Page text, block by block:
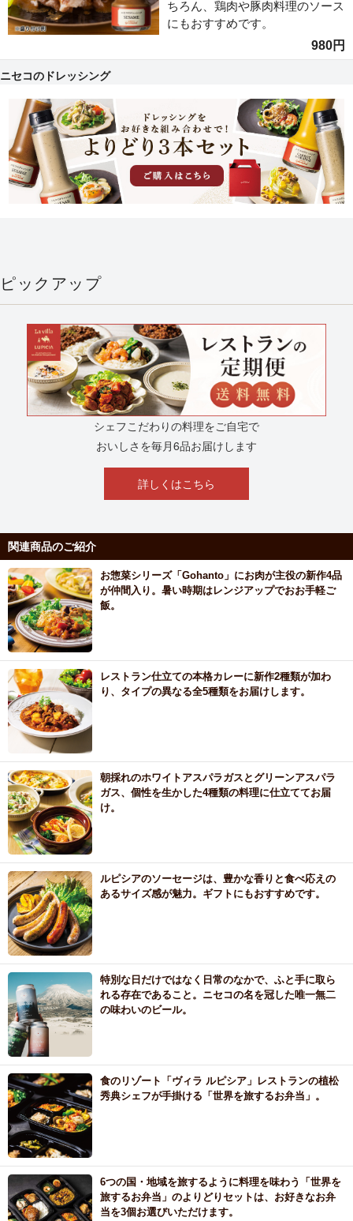
ちろん、鶏肉や豚肉料理のソース
にもおすすめです。
980円
ニセコのドレッシング
ピックアップ
シェフこだわりの料理をご自宅で
おいしさを毎月6品お届けします
詳しくはこちら
関連商品のご紹介
お惣菜シリーズ「Gohanto」にお肉が主役の新作4品
が仲間入り。暑い時期はレンジアップでおお手軽ご
飯。
レストラン仕立ての本格カレーに新作2種類が加わ
り、タイプの異なる全5種類をお届けします。
朝採れのホワイトアスパラガスとグリーンアスパラ
ガス、個性を生かした4種類の料理に仕立ててお届
け。
ルピシアのソーセージは、豊かな香りと食べ応えの
あるサイズ感が魅力。ギフトにもおすすめです。
特別な日だけではなく日常のなかで、ふと手に取ら
れる存在であること。ニセコの名を冠した唯一無二
の味わいのビール。
食のリゾート「ヴィラ ルピシア」レストランの植松
秀典シェフが手掛ける「世界を旅するお弁当」。
6つの国・地域を旅するように料理を味わう「世界を
旅するお弁当」のよりどりセットは、お好きなお弁
当を3個お選びいただけます。